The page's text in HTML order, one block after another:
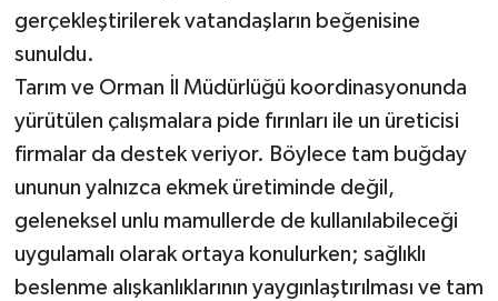
gerçekleştirilerek vatandaşların beğenisine
sunuldu.
Tarım ve Orman İl Müdürlüğü koordinasyonunda
yürütülen çalışmalara pide fırınları ile un üreticisi
firmalar da destek veriyor. Böylece tam buğday
ununun yalnızca ekmek üretiminde değil,
geleneksel unlu mamullerde de kullanılabileceği
uygulamalı olarak ortaya konulurken; sağlıklı
beslenme alışkanlıklarının yaygınlaştırılması ve tam